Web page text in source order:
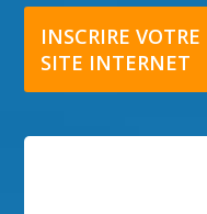
INSCRIRE VOTRE
SITE INTERNET